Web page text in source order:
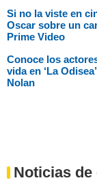
Si no la viste en
Oscar sobre un
Prime Video
Conoce los
vida en ‘La
Nolan
Noticias de